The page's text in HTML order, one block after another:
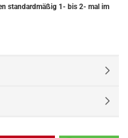
standardmäßig 1- bis 2- mal im